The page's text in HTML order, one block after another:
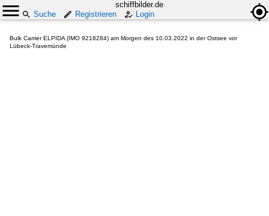
schiffbilder.de
Suche
Registrieren Login
Bulk Carrier ELPIDA (IMO 9218284) am Morgen des 10.03.2022 in der Ostsee vor
Lübeck-Travemünde